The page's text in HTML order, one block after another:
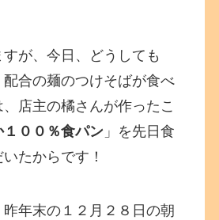
が、今日、どうしても
配合の麺のつけそばが食べ
店主の橘さんが作ったこ
１００％食パン 」を先日食
たからです！
年末の１２月２８日の朝